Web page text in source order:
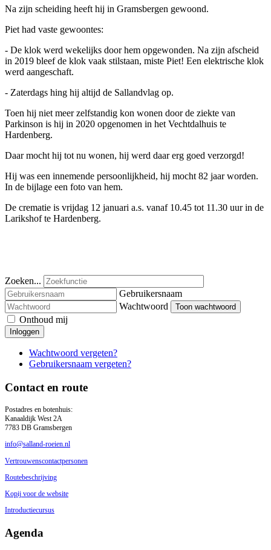
Na zijn scheiding heeft hij in Gramsbergen gewoond.
Piet had vaste gewoontes:
- De klok werd wekelijks door hem opgewonden. Na zijn afscheid
in 2019 bleef de klok vaak stilstaan, miste Piet! Een elektrische klok
werd aangeschaft.
- Zaterdags hing hij altijd de Sallandvlag op.
Toen hij niet meer zelfstandig kon wonen door de ziekte van
Parkinson is hij in 2020 opgenomen in het Vechtdalhuis te
Hardenberg.
Daar mocht hij tot nu wonen, hij werd daar erg goed verzorgd!
Hij was een innemende persoonlijkheid, hij mocht 82 jaar worden.
In de bijlage een foto van hem.
De crematie is vrijdag 12 januari a.s. vanaf 10.45 tot 11.30 uur in de
Larikshof te Hardenberg.
Zoeken...
Gebruikersnaam
Wachtwoord
Toon wachtwoord
Onthoud mij
Inloggen
Wachtwoord vergeten?
Gebruikersnaam vergeten?
Contact en route
Postadres en botenhuis:
Kanaaldijk West 2A
7783 DB Gramsbergen
info@salland-roeien.nl
Vertrouwenscontactpersonen
Routebeschrijving
Kopij voor de website
Introductiecursus
Agenda